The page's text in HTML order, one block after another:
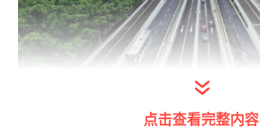
点击查看完整内容